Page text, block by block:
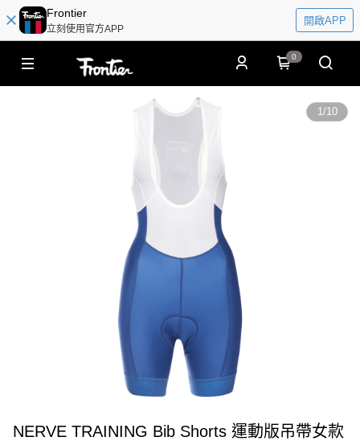
Frontier
立刻使用官方APP
開啟APP
0
1/10
NERVE TRAINING Bib Shorts 運動版吊帶女款